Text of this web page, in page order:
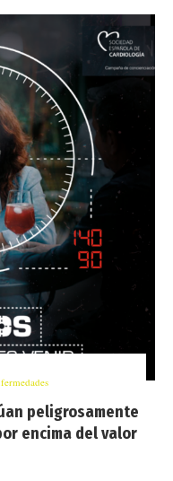
peligrosamente
encima del valor